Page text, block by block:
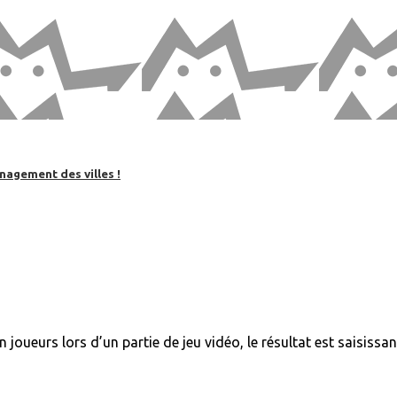
des villes !
joueurs lors d’un partie de jeu vidéo, le résultat est